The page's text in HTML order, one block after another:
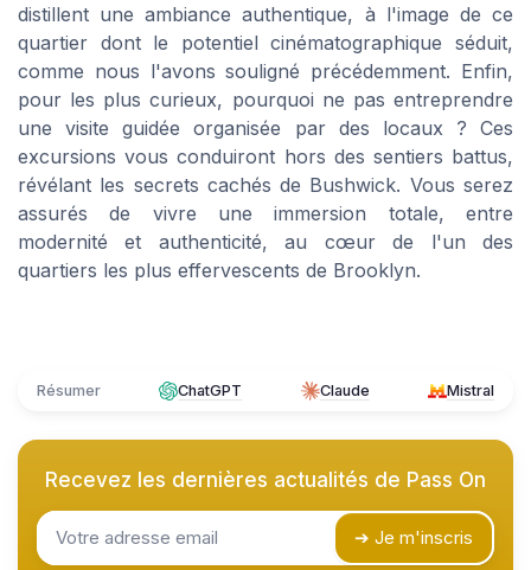
distillent une ambiance authentique, à l'image de ce
quartier dont le potentiel cinématographique séduit,
comme nous l'avons souligné précédemment. Enfin,
pour les plus curieux, pourquoi ne pas entreprendre
une visite guidée organisée par des locaux ? Ces
excursions vous conduiront hors des sentiers battus,
révélant les secrets cachés de Bushwick. Vous serez
assurés de vivre une immersion totale, entre
modernité et authenticité, au cœur de l'un des
quartiers les plus effervescents de Brooklyn.
Résumer ChatGPT Claude Mistral
Recevez les dernières actualités de Pass On
➔ Je m'inscris